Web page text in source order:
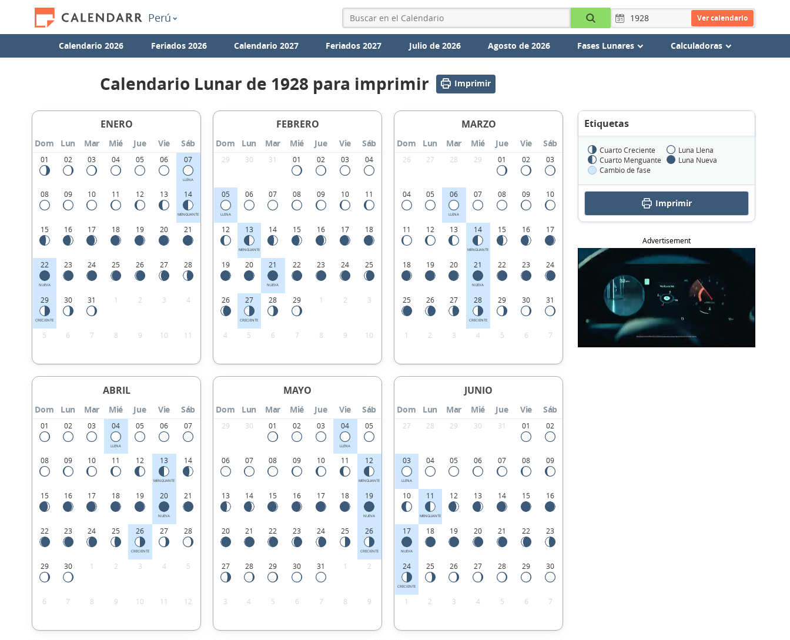
Perú Ver calendario
Calendario 2026 Feriados 2026 Calendario 2027 Feriados 2027 Julio de 2026 Agosto de 2026 Fases Lunares Calculadoras
Calendario Lunar de 1928 para imprimir Imprimir
ENERO
Dom Lun Mar Mié Jue Vie Sáb
01 02 03 04 05 06 07
LLENA
08 09 10 11 12 13 14
MENGUANTE
15 16 17 18 19 20 21
22
NUEVA
23 24 25 26 27 28
29
CRECIENTE
30 31 1 2 3 4
5 6 7 8 9 10 11
FEBRERO
Dom Lun Mar Mié Jue Vie Sáb
29 30 31 01 02 03 04
05
LLENA
06 07 08 09 10 11
12 13
MENGUANTE
14 15 16 17 18
19 20 21
NUEVA
22 23 24 25
26 27
CRECIENTE
28 29 1 2 3
4 5 6 7 8 9 10
MARZO
Dom Lun Mar Mié Jue Vie Sáb
26 27 28 29 01 02 03
04 05 06
LLENA
07 08 09 10
11 12 13 14
MENGUANTE
15 16 17
18 19 20 21
NUEVA
22 23 24
25 26 27 28
CRECIENTE
29 30 31
1 2 3 4 5 6 7
ABRIL
Dom Lun Mar Mié Jue Vie Sáb
01 02 03 04
LLENA
05 06 07
08 09 10 11 12 13
MENGUANTE
14
15 16 17 18 19 20
NUEVA
21
22 23 24 25 26
CRECIENTE
27 28
29 30 1 2 3 4 5
6 7 8 9 10 11 12
MAYO
Dom Lun Mar Mié Jue Vie Sáb
29 30 01 02 03 04
LLENA
05
06 07 08 09 10 11 12
MENGUANTE
13 14 15 16 17 18 19
NUEVA
20 21 22 23 24 25 26
CRECIENTE
27 28 29 30 31 1 2
3 4 5 6 7 8 9
JUNIO
Dom Lun Mar Mié Jue Vie Sáb
27 28 29 30 31 01 02
03
LLENA
04 05 06 07 08 09
10 11
MENGUANTE
12 13 14 15 16
17
NUEVA
18 19 20 21 22 23
24
CRECIENTE
25 26 27 28 29 30
1 2 3 4 5 6 7
Etiquetas
Cuarto Creciente
Luna Llena
Cuarto Menguante
Luna Nueva
Cambio de fase
Imprimir
Advertisement